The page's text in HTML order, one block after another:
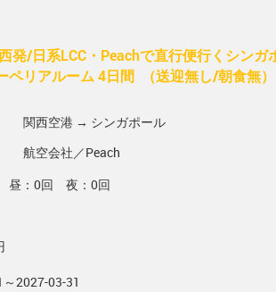
西発/日系LCC・Peachで直行便行くシン
ペリアルーム 4日間 （送迎無し/朝食無）
関西空港 → シンガポール
航空会社／Peach
昼：0回 夜：0回
2027-03-31